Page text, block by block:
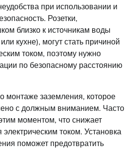
при использовании и
Розетки,
близко к источникам воды
кухне), могут стать причиной
током, поэтому нужно
по безопасному расстоянию
монтаже заземления, которое
с должным вниманием. Часто
моментом, что снижает
током. Установка
поможет предотвратить